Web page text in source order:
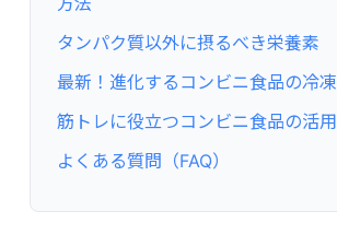
タンパク質以外に摂るべき栄養素
最新！進化するコンビニ食品の冷
筋トレに役立つコンビニ食品の活
よくある質問（FAQ）